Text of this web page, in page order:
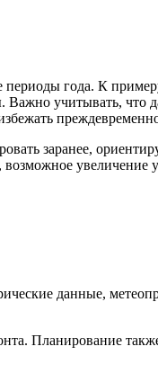
года. К
Важно учитывать, что
заранее,
увеличение
данные,
Планирование